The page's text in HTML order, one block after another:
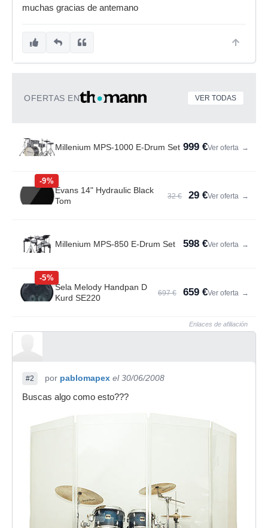
muchas gracias de antemano
OFERTAS EN VER TODAS
Millenium MPS-1000 E-Drum Set 999 €Ver oferta →
-9%
Evans 14" Hydraulic Black
Tom
32 € 29 €Ver oferta →
Millenium MPS-850 E-Drum Set 598 €Ver oferta →
-5%
Sela Melody Handpan D
Kurd SE220
697 € 659 €Ver oferta →
Enlaces de afiliación
#2 por pablomapex el 30/06/2008
Buscas algo como esto???